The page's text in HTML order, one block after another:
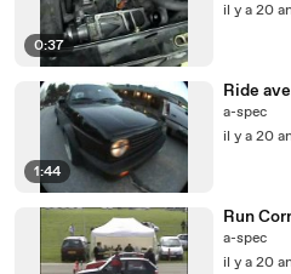
0:37
il y a 20
1:44
Ride
a-spec
il y a 20
Run
a-spec
il y a 20